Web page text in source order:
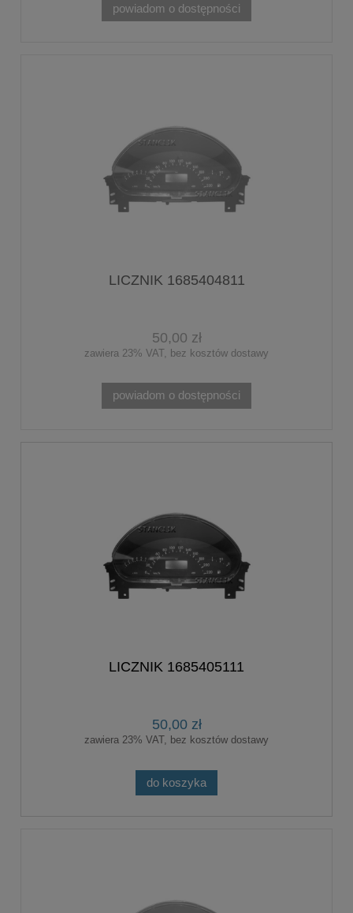
powiadom o dostępności
LICZNIK 1685404811
50,00 zł
zawiera 23% VAT, bez kosztów dostawy
powiadom o dostępności
LICZNIK 1685405111
50,00 zł
zawiera 23% VAT, bez kosztów dostawy
do koszyka